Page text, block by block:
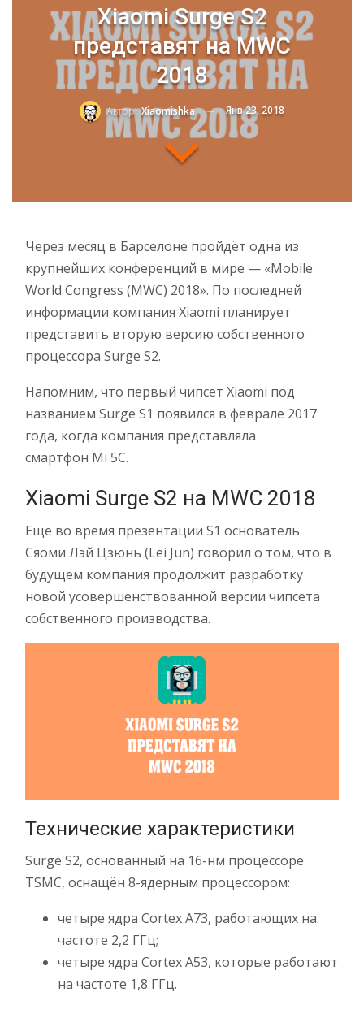
Xiaomi Surge S2
представят на MWC
2018
Автор:Xiaomishka Янв 23, 2018
Через месяц в Барселоне пройдёт одна из
крупнейших конференций в мире — «Mobile
World Congress (MWC) 2018». По последней
информации компания Xiaomi планирует
представить вторую версию собственного
процессора Surge S2.
Напомним, что первый чипсет Xiaomi под
названием Surge S1 появился в феврале 2017
года, когда компания представляла
смартфон Mi 5C.
Xiaomi Surge S2 на MWC 2018
Ещё во время презентации S1 основатель
Сяоми Лэй Цзюнь (Lei Jun) говорил о том, что в
будущем компания продолжит разработку
новой усовершенствованной версии чипсета
собственного производства.
Технические характеристики
Surge S2, основанный на 16-нм процессоре
TSMC, оснащён 8-ядерным процессором:
четыре ядра Cortex A73, работающих на
частоте 2,2 ГГц;
четыре ядра Cortex A53, которые работают
на частоте 1,8 ГГц.